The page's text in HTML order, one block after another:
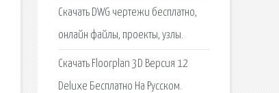
Скачать DWG чертежи бесплатно,
онлайн файлы, проекты, узлы.
Скачать Floorplan 3D Версия 12
Deluxe Бесплатно На Русском.